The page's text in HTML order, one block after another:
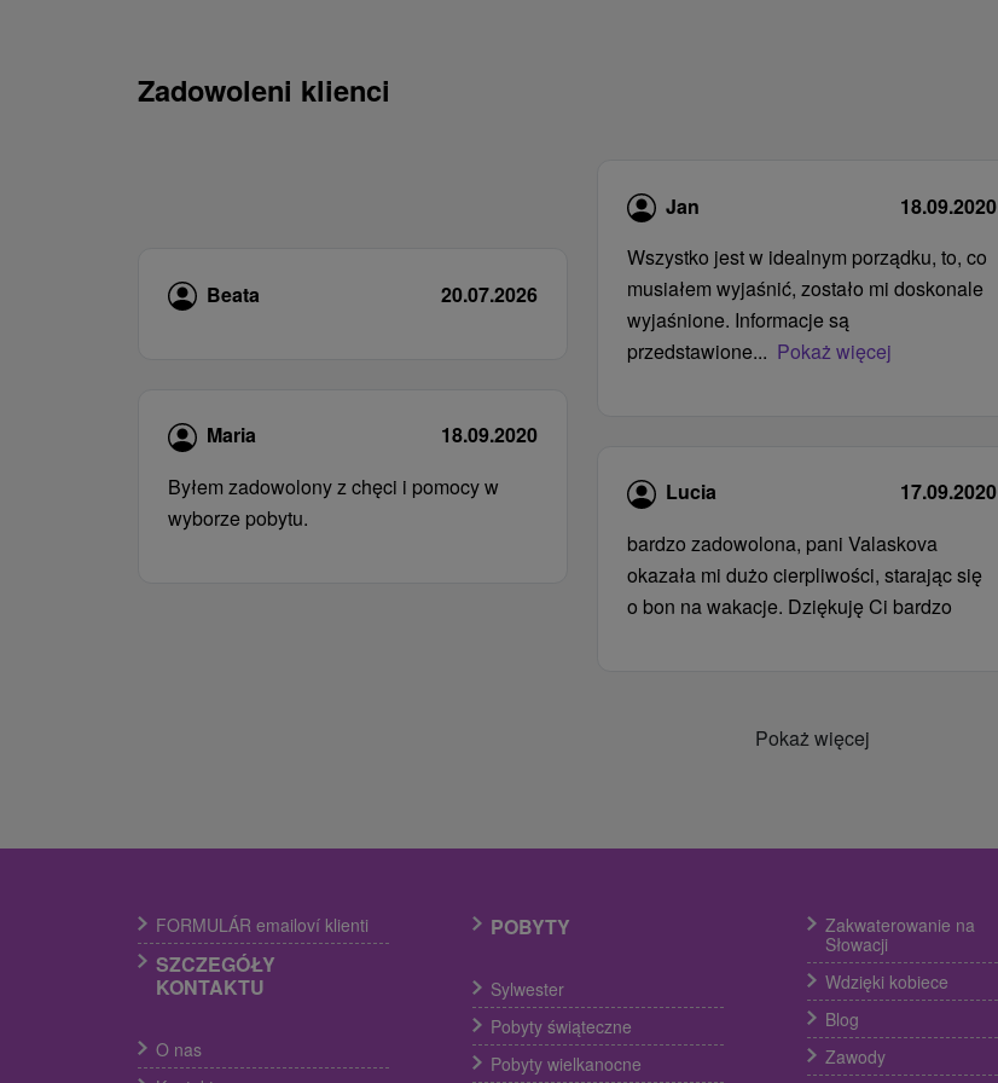
Zadowoleni klienci
Beata 20.07.2026
Maria
18.09.2020
Byłem zadowolony z chęci i pomocy w
wyborze pobytu.
Jan
18.09.2020
Wszystko jest w idealnym porządku, to, co
musiałem wyjaśnić, zostało mi doskonale
wyjaśnione. Informacje są
przedstawione... Pokaż więcej
Lucia
17.09.2020
bardzo zadowolona, ​​pani Valaskova
okazała mi dużo cierpliwości, starając się
o bon na wakacje. Dziękuję Ci bardzo
Pokaż więcej
FORMULÁR emailoví klienti
SZCZEGÓŁY
KONTAKTU
O nas
POBYTY
Sylwester
Pobyty świąteczne
Pobyty wielkanocne
Zakwaterowanie na
Słowacji
Wdzięki kobiece
Blog
Zawody